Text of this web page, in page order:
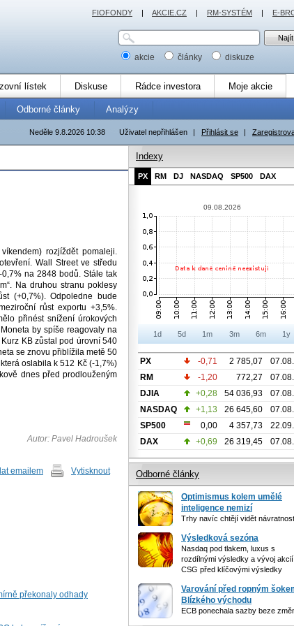
akcie články diskuze
lístek Diskuse Rádce investora Moje akcie
Odborné články Analýzy
Uživatel nepřihlášen | Přihlásit se |
Neděle 9.8.2026 10:38
rozjíždět pomaleji.
Wall Street ve středu
na 2848 bodů. Stále tak
Na druhou stranu poklesy
(+0,7%). Odpoledne bude
růst exportu +3,5%.
přinést snížení úrokových
by spíše reagovaly na
KB zůstal pod úrovní 540
se znovu přiblížila metě 50
oslabila k 512 Kč (-1,7%)
dnes před prodlouženým
Autor: Pavel Hadroušek
emailem Vytisknout
překonaly odhady
Indexy
PX RM DJ NASDAQ SP500 DAX
09.08.2026
1d 5d 1m 3m 6m 1y
PX -0,71 2 785,07
RM
-1,20 772,27
DJIA
+0,28 54 036,93
NASDAQ
+1,13 26 645,60
SP500
0,00 4 357,73
DAX
+0,69 26 319,45
Odborné články
Optimismus kolem umělé
inteligence nemizí
Trhy navíc chtějí vidět návratnost
Výsledková sezóna
Nasdaq pod tlakem, luxus s
rozdílnými výsledky a vývoj akcií
CSG před klíčovými výsledky
Varování před ropným
Blízkého východu
ECB ponechala sazby beze
FIOFONDY | AKCIE.CZ | RM-SYSTÉM | E-